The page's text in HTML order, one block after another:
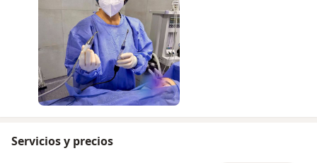
Servicios y precios